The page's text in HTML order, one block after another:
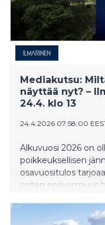
​​Mediakutsu:
näyttää nyt? –
24.4. klo 13​
24.4.2026 07:58:00
Alkuvuosi 2026 on
poikkeuksellisen
osavuositulos
miten epävarmuus